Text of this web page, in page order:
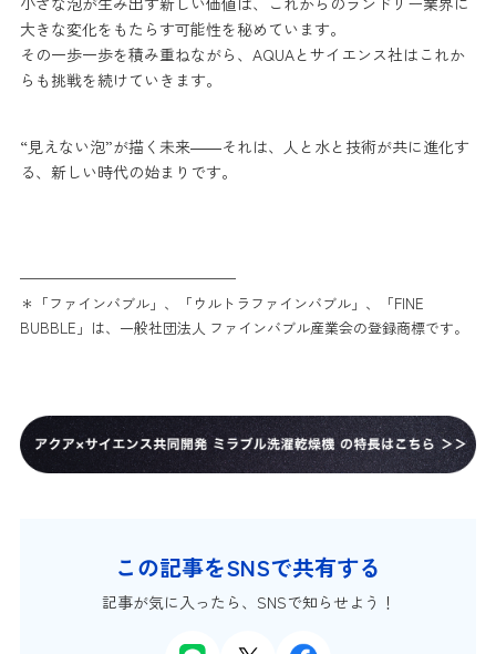
大きな変化をもたらす可能性を秘めています。
その一歩一歩を積み重ねながら、AQUAとサイエンス社はこれか
らも挑戦を続けていきます。
“見えない泡”が描く未来――それは、人と水と技術が共に進化す
る、新しい時代の始まりです。
———————————————
＊「ファインバブル」、「ウルトラファインバブル」、「FINE
BUBBLE」は、一般社団法人 ファインバブル産業会の登録商標です。
この記事をSNSで共有する
記事が気に入ったら、SNSで知らせよう！